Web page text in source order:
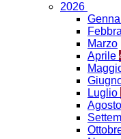
2026
Marzo
Aprile
Luglio
Agosto